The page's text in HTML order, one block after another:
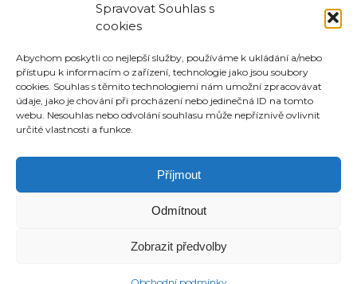
Spravovat Souhlas s
cookies
Abychom poskytli co nejlepší služby, používáme k ukládání a/nebo
přístupu k informacím o zařízení, technologie jako jsou soubory
cookies. Souhlas s těmito technologiemi nám umožní zpracovávat
údaje, jako je chování při procházení nebo jedinečná ID na tomto
webu. Nesouhlas nebo odvolání souhlasu může nepříznivě ovlivnit
určité vlastnosti a funkce.
Příjmout
Odmítnout
Zobrazit předvolby